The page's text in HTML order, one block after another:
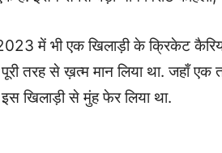
में भी एक खिलाड़ी के क्रिकेट
तरह से ख़त्म मान लिया था. जहाँ
खिलाड़ी से मुंह फेर लिया था.